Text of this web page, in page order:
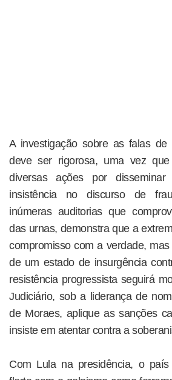
A investigação sobre as falas de
deve ser rigorosa, uma vez
diversas ações por
insistência no discurso de
inúmeras auditorias que
das urnas, demonstra que a
compromisso com a verdade,
de um estado de insurgência
resistência progressista seguirá
Judiciário, sob a liderança de
de Moraes, aplique as sanções
insiste em atentar contra a
Com Lula na presidência, o